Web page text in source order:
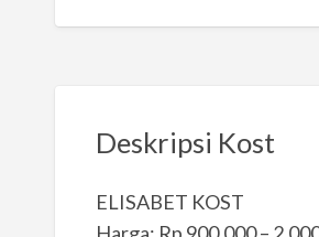
Deskripsi Kost
ELISABET KOST